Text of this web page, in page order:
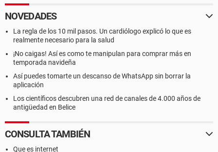
NOVEDADES
La regla de los 10 mil pasos. Un cardiólogo explicó lo que es
realmente necesario para la salud
¡No caigas! Así es como te manipulan para comprar más en
temporada navideña
Así puedes tomarte un descanso de WhatsApp sin borrar la
aplicación
Los científicos descubren una red de canales de 4.000 años de
antigüedad en Belice
CONSULTA TAMBIÉN
Que es internet